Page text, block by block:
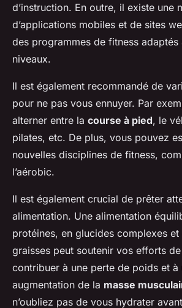
d’instruction. En outre, il existe une
d’applications mobiles et de sites
des programmes de fitness adaptés
niveaux.
Il est également recommandé de
pour ne pas vous ennuyer. Par
alterner entre la course à pied, le
pilates, etc. De plus, vous pouvez
nouvelles disciplines de fitness,
l’aérobic.
Il est également crucial de prêter
alimentation. Une alimentation
protéines, en glucides complexes et
graisses peut soutenir vos efforts
contribuer à une perte de poids et à
augmentation de la masse
n’oubliez pas de vous hydrater